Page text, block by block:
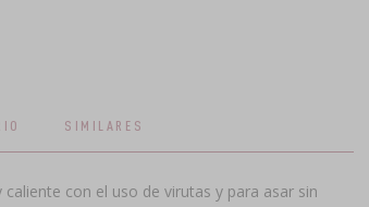
SIMILARES
con el uso de virutas y para asar sin